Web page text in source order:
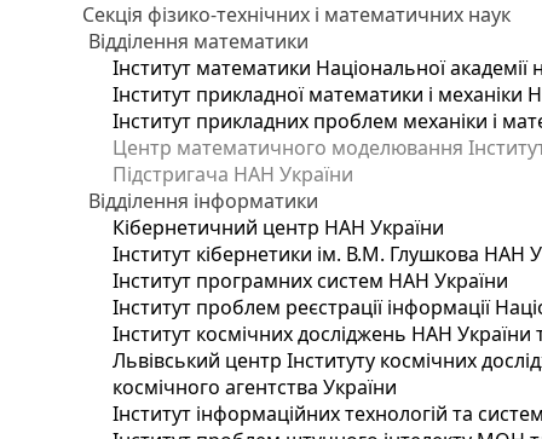
Секція фізико-технічних і математичних наук
Відділення математики
Інститут математики Національної академії
Інститут прикладної математики і механіки
Інститут прикладних проблем механіки і
Центр математичного моделювання
Підстригача НАН України
Відділення інформатики
Кібернетичний центр НАН України
Інститут кібернетики ім. В.М. Глушкова НАН
Інститут програмних систем НАН України
Інститут проблем реєстрації інформації
Інститут космічних досліджень НАН України
Львівський центр Інституту космічних
космічного агентства України
Інститут інформаційних технологій та